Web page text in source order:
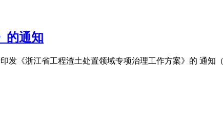
的通知
《浙江省工程渣土处置领域专项治理工作方案》的 通知